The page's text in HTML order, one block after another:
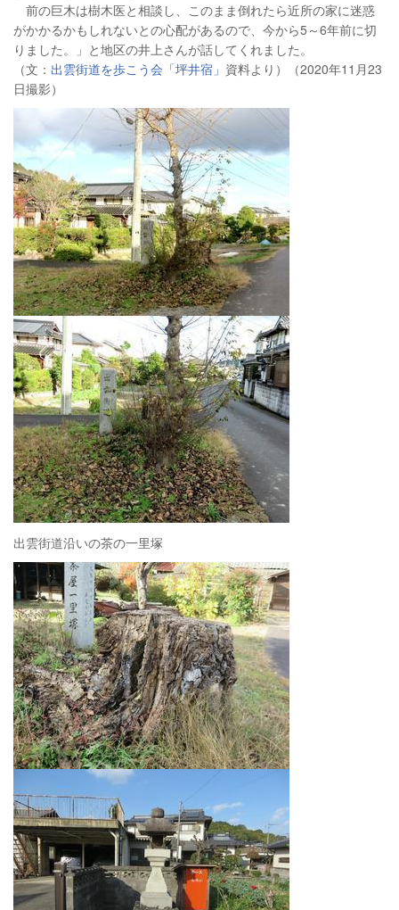
前の巨木は樹木医と相談し、このまま倒れたら近所の家に迷惑
がかかるかもしれないとの心配があるので、今から5～6年前に切
りました。」と地区の井上さんが話してくれました。
（文： 出雲街道を歩こう会「坪井宿」 資料より）（2020年11月23
日撮影）
出雲街道沿いの茶の一里塚